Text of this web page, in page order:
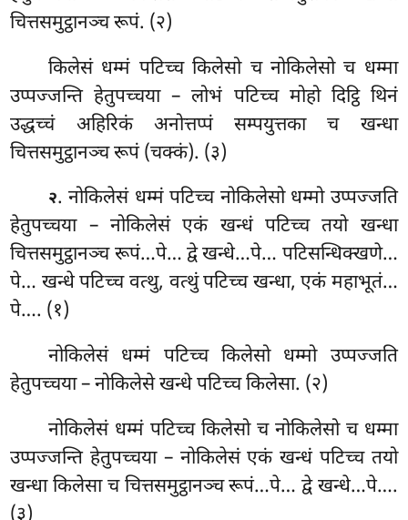
चित्तसमुट्ठानञ्च रूपं. (२)
किलेसं धम्मं पटिच्च किलेसो च नोकिलेसो च धम्मा
उप्पज्जन्ति हेतुपच्चया – लोभं पटिच्च मोहो दिट्ठि थिनं
उद्धच्चं अहिरिकं अनोत्तप्पं सम्पयुत्तका च खन्धा
चित्तसमुट्ठानञ्च रूपं (चक्कं). (३)
२. नोकिलेसं धम्मं पटिच्च नोकिलेसो धम्मो उप्पज्जति
हेतुपच्चया – नोकिलेसं एकं खन्धं पटिच्च तयो खन्धा
चित्तसमुट्ठानञ्च रूपं…पे… द्वे खन्धे…पे… पटिसन्धिक्खणे…
पे… खन्धे पटिच्च वत्थु, वत्थुं पटिच्च खन्धा, एकं महाभूतं…
पे…. (१)
नोकिलेसं धम्मं पटिच्च किलेसो धम्मो उप्पज्जति
हेतुपच्चया – नोकिलेसे खन्धे पटिच्च किलेसा. (२)
नोकिलेसं धम्मं पटिच्च किलेसो च नोकिलेसो च धम्मा
उप्पज्जन्ति हेतुपच्चया – नोकिलेसं एकं खन्धं पटिच्च तयो
खन्धा किलेसा च चित्तसमुट्ठानञ्च रूपं…पे… द्वे खन्धे…पे….